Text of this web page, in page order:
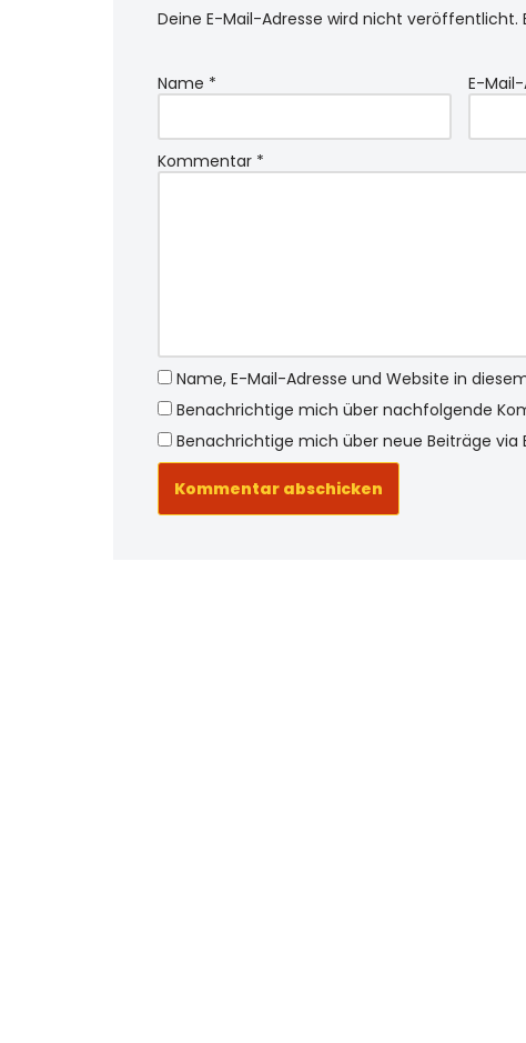
Deine E-Mail-Adresse wird nicht veröffentlicht.
Name * E-
Kommentar *
Name, E-Mail-Adresse und Website in
Benachrichtige mich über nachfolgende
Benachrichtige mich über neue Beiträge via